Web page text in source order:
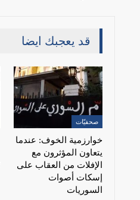
قد يعجبك ايضا
صحفيّات
خوارزمية الخوف: عندما
يتعاون المؤثرون مع
الإفلات من العقاب على
إسكات أصوات
السوريات